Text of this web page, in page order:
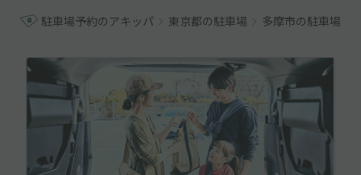
駐車場予約のアキッパ 東京都の駐車場 多摩市の駐車場